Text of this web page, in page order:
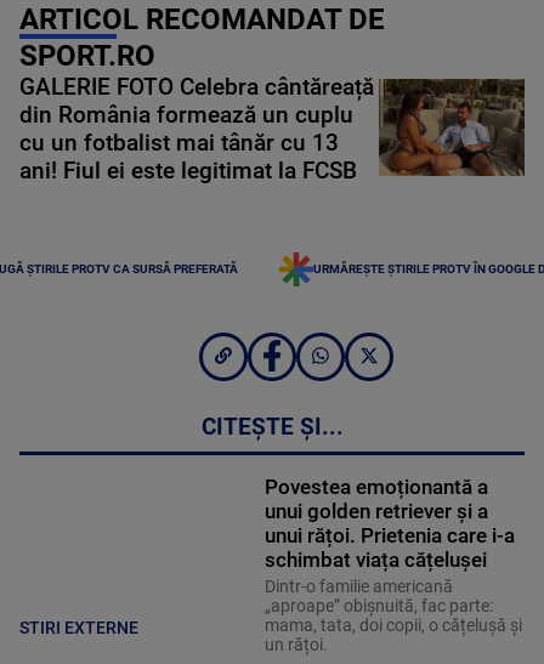
ARTICOL RECOMANDAT DE
SPORT.RO
GALERIE FOTO Celebra cântăreață
din România formează un cuplu
cu un fotbalist mai tânăr cu 13
ani! Fiul ei este legitimat la FCSB
ȘTIRILE PROTV CA SURSĂ PREFERATĂ URMĂREȘTE ȘTIRILE PROTV ÎN GOOGLE
CITEȘTE ȘI...
STIRI EXTERNE
Povestea emoționantă a
unui golden retriever și a
unui rățoi. Prietenia care i-a
schimbat viața cățelușei
Dintr-o familie americană
„aproape” obișnuită, fac parte:
mama, tata, doi copii, o cățelușă și
un rățoi.